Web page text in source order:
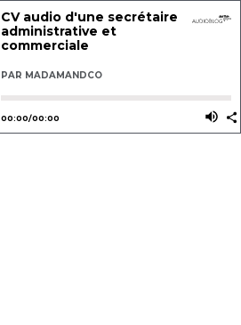
CV audio d'une secrétaire
administrative et
commerciale
PAR MADAMANDCO
Utilisez les flèches gauche ou
00:00/00:00